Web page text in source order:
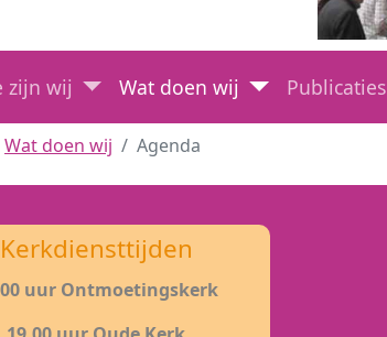
zijn wij Wat doen wij Publicaties
Wat doen wij Agenda
Kerkdiensttijden
uur Ontmoetingskerk